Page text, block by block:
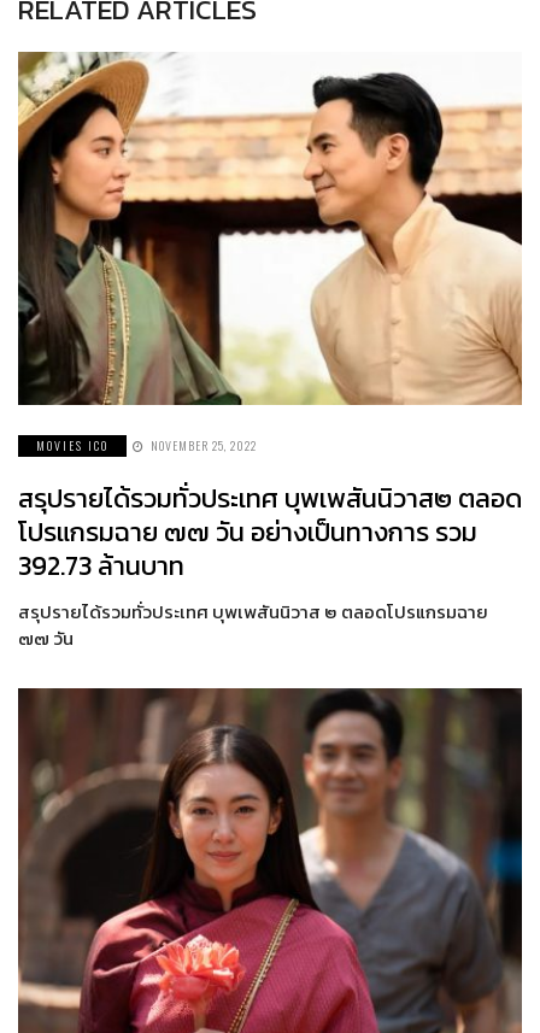
RELATED ARTICLES
MOVIES ICO NOVEMBER 25, 2022
สรุปรายได้รวมทั่วประเทศ บุพเพสันนิวาส๒ ตลอด
โปรแกรมฉาย ๗๗ วัน อย่างเป็นทางการ รวม
392.73 ล้านบาท
สรุปรายได้รวมทั่วประเทศ บุพเพสันนิวาส ๒ ตลอดโปรแกรมฉาย
๗๗ วัน